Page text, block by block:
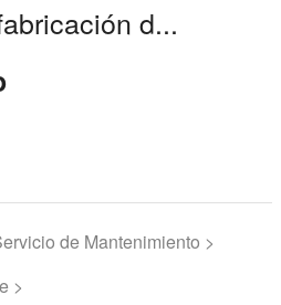
d...
de Mantenimiento >
>